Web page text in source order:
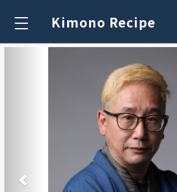
Kimono Recipe